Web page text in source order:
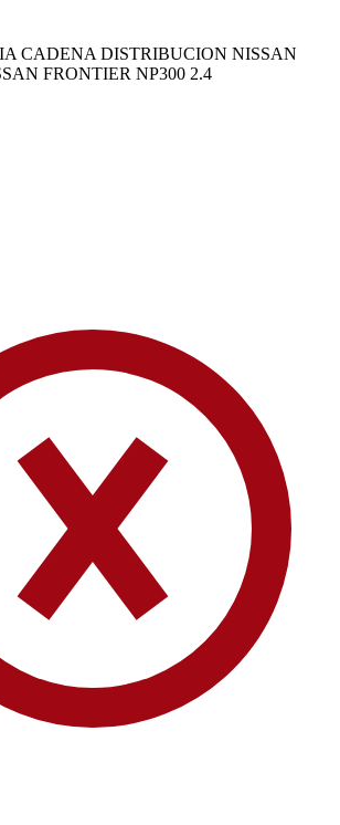
CADENA DISTRIBUCION NISSAN
FRONTIER NP300 2.4